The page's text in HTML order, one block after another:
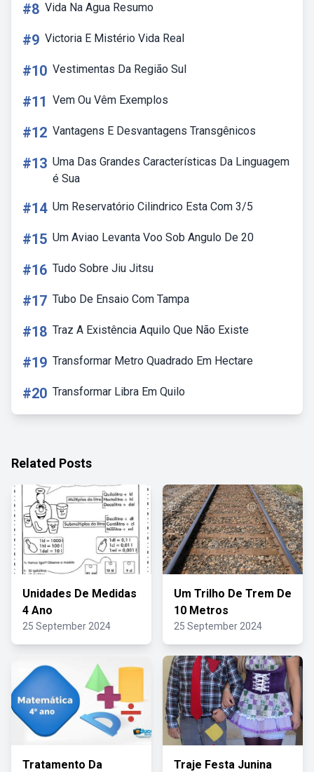
#8 Vida Na Agua Resumo
#9 Victoria E Mistério Vida Real
#10 Vestimentas Da Região Sul
#11 Vem Ou Vêm Exemplos
#12 Vantagens E Desvantagens Transgênicos
#13 Uma Das Grandes Características Da Linguagem
é Sua
#14 Um Reservatório Cilindrico Esta Com 3/5
#15 Um Aviao Levanta Voo Sob Angulo De 20
#16 Tudo Sobre Jiu Jitsu
#17 Tubo De Ensaio Com Tampa
#18 Traz A Existência Aquilo Que Não Existe
#19 Transformar Metro Quadrado Em Hectare
#20 Transformar Libra Em Quilo
Related Posts
Unidades De Medidas
4 Ano
25 September 2024
Um Trilho De Trem De
10 Metros
25 September 2024
Tratamento Da Traje Festa Junina